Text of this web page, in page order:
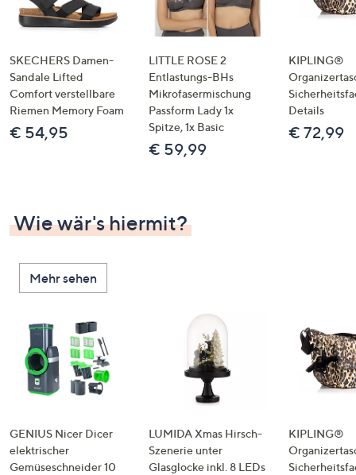
SKECHERS Damen-
Sandale Lifted
Comfort verstellbare
Riemen Memory Foam
€ 54,95
LITTLE ROSE 2
Entlastungs-BHs
Mikrofasermischung
Passform Lady 1x
Spitze, 1x Basic
€ 59,99
KIPLING®
Details
€ 72,99
Wie wär's hiermit?
Mehr sehen
GENIUS Nicer Dicer
elektrischer
Gemüseschneider 10
LUMIDA Xmas Hirsch-
Szenerie unter
Glasglocke inkl. 8 LEDs
KIPLING®